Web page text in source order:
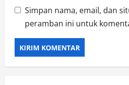
Simpan nama, email, dan
peramban ini untuk